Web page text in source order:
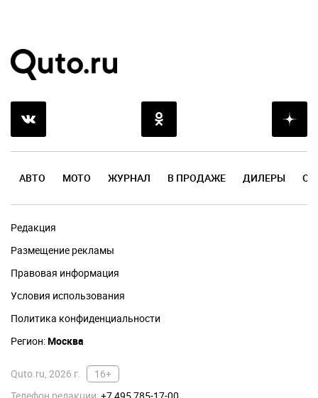
АВТО МОТО ЖУРНАЛ В ПРОДАЖЕ ДИЛЕРЫ
Редакция
Размещение рекламы
Правовая информация
Условия использования
Политика конфиденциальности
Регион:Москва
Quto.ru, 2026 г.
16+